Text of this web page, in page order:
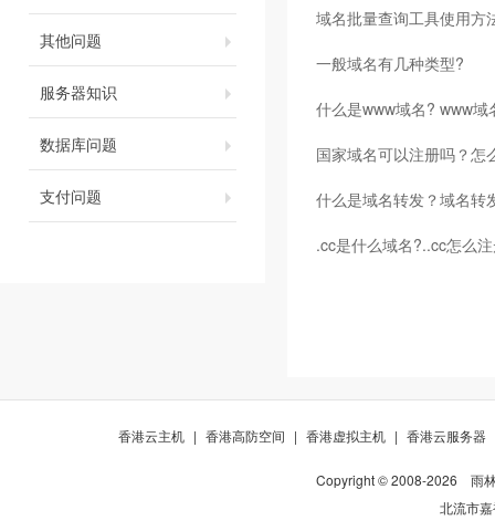
其他问题
服务器知识
数据库问题
支付问题
域名批量查询工具使用方
一般域名有几种类型?
什么是www域名? www域
国家域名可以注册吗？怎
什么是域名转发？域名转
.cc是什么域名?..cc怎么
香港云主机 | 香港高防空间 | 香港虚拟主机 | 香港云服务器
Copyright © 2008-2026
雨
北流市